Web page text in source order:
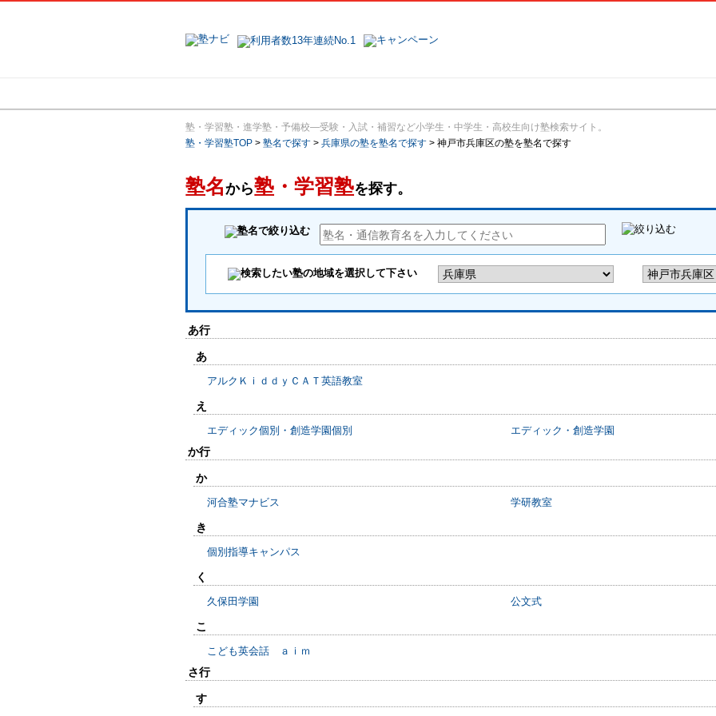
塾・学習塾・進学塾・予備校―受験・入試・補習など小学生・中学生・高校生向け塾検索サイト。
塾・学習塾TOP > 塾名で探す > 兵庫県の塾を塾名で探す > 神戸市兵庫区の塾を塾名で探す
塾名から塾・学習塾を探す。
あ行
あ
アルクＫｉｄｄｙＣＡＴ英語教室
え
エディック個別・創造学園個別 エディック・創造学園
か行
か
河合塾マナビス 学研教室
き
個別指導キャンパス
く
久保田学園 公文式
こ
こども英会話 ａｉｍ
さ行
す